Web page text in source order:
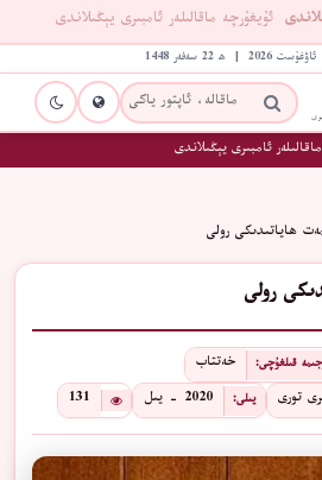
ئۇيغۇرچە ماقالىلەر ئامبىرى يېڭىلاندى
ئامبىرى يېڭىلاندى
ھاياتىدىكى رولى
رولى
قىلغۇچى: خەتتاب
تورى يىلى: 2020 - يىل 131